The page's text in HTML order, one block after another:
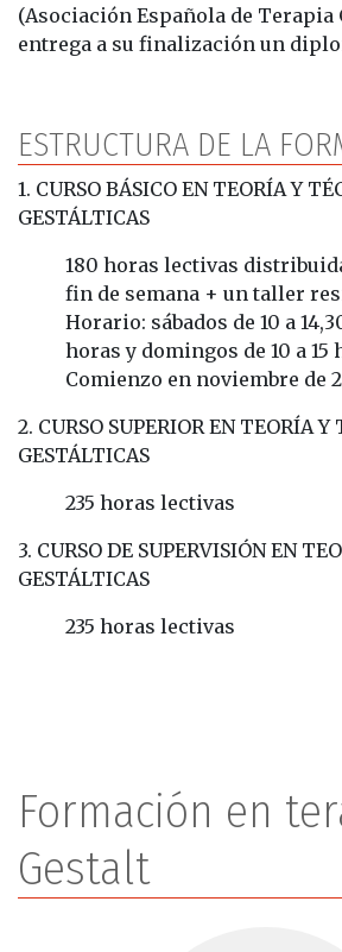
(Asociación Española de Terapia
entrega a su finalización un
ESTRUCTURA DE LA
1. CURSO BÁSICO EN TEORÍA Y
GESTÁLTICAS
180 horas lectivas
fin de semana + un taller
Horario: sábados de 10 a
horas y domingos de 10 a 15
Comienzo en noviembre de
2. CURSO SUPERIOR EN TEORÍA Y
GESTÁLTICAS
235 horas lectivas
3. CURSO DE SUPERVISIÓN EN
GESTÁLTICAS
235 horas lectivas
Formación en
Gestalt